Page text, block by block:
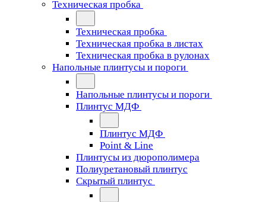
Техническая пробка
Техническая пробка
Техническая пробка в листах
Техническая пробка в рулонах
Напольные плинтусы и пороги
Напольные плинтусы и пороги
Плинтус МДФ
Плинтус МДФ
Point & Line
Плинтусы из дюрополимера
Полиуретановый плинтус
Скрытый плинтус